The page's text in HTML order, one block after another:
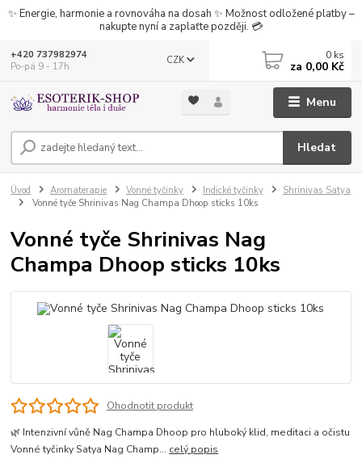
✨ Energie, harmonie a rovnováha na dosah ✨ Možnost odložené platby –
nakupte nyní a zaplaťte později. 💳
Menu
CZK
Hledat
+420 737982974
Po-pá 9 - 17h
0 ks
za 0,00 Kč
Úvod Aromaterapie Vonné tyčinky Indické tyčinky
Shrinivas Satya
Vonné tyče Shrinivas Nag Champa Dhoop sticks 10ks
Vonné tyče Shrinivas Nag
Champa Dhoop sticks 10ks
Ohodnotit produkt
🌿 Intenzivní vůně Nag Champa Dhoop pro hluboký klid, meditaci a očistu
Vonné tyčinky Satya Nag Champ... celý popis